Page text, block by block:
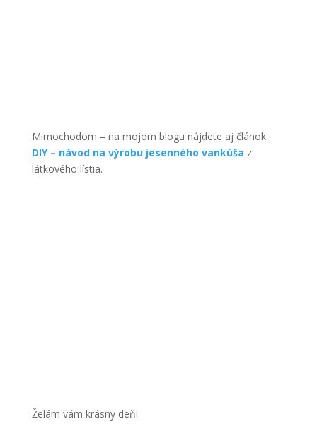
Mimochodom – na mojom blogu nájdete aj článok:
DIY – návod na výrobu jesenného vankúša z
látkového lístia.
Želám vám krásny deň!